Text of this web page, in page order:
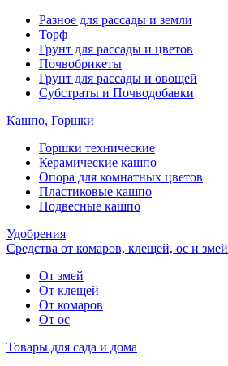
Разное для рассады и земли
Торф
Грунт для рассады и цветов
Почвобрикеты
Грунт для рассады и овощей
Субстраты и Почводобавки
Кашпо, Горшки
Горшки технические
Керамические кашпо
Опора для комнатных цветов
Пластиковые кашпо
Подвесные кашпо
Удобрения
Средства от комаров, клещей, ос и змей
От змей
От клещей
От комаров
От ос
Товары для сада и дома